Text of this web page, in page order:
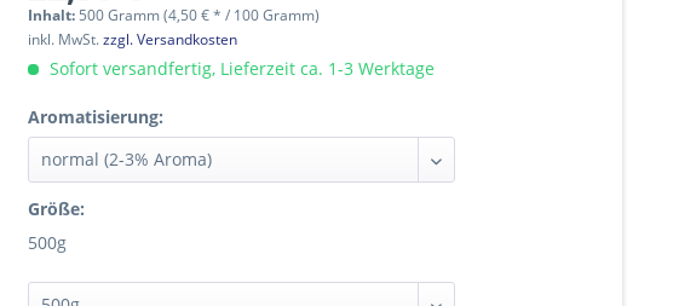
Inhalt: 500 Gramm (4,50 € * / 100 Gramm)
inkl. MwSt.zzgl. Versandkosten
Sofort versandfertig, Lieferzeit ca. 1-3 Werktage
Aromatisierung:
Größe:
500g